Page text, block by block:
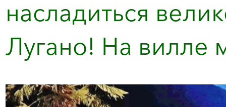
насладиться
Лугано! На вилле